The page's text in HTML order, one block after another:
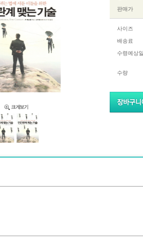
판매가
사이즈
배송료
수령예상
수량